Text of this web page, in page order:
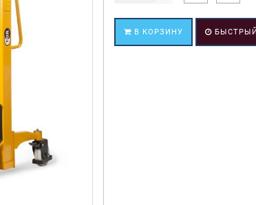
В КОРЗИНУ БЫСТРЫЙ